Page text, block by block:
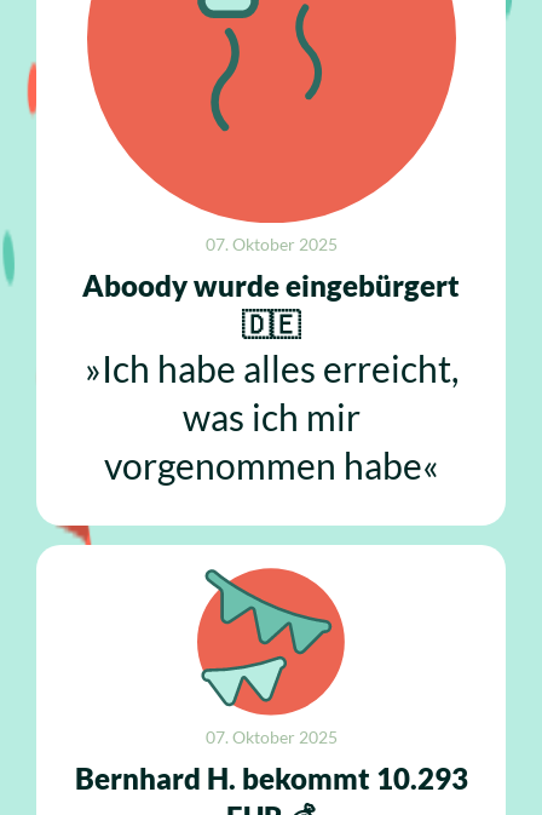
07. Oktober 2025
Aboody wurde eingebürgert
🇩🇪
»Ich habe alles erreicht,
was ich mir
vorgenommen habe«
07. Oktober 2025
Bernhard H. bekommt 10.293